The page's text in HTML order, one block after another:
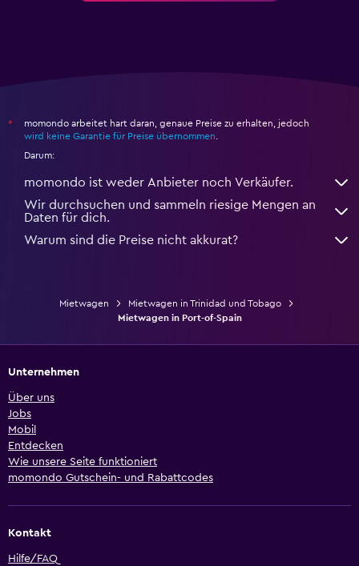
*
momondo arbeitet hart daran, genaue Preise zu erhalten, jedoch
wird keine Garantie für Preise übernommen
Darum:
momondo ist weder Anbieter noch Verkäufer.
Wir durchsuchen und sammeln riesige Mengen an
Daten für dich.
Warum sind die Preise nicht akkurat?
Mietwagen
Mietwagen in Trinidad und Tobago
Mietwagen in Port-of-Spain
Unternehmen
Über uns
Jobs
Mobil
Entdecken
Wie unsere Seite funktioniert
momondo Gutschein- und Rabattcodes
Kontakt
Hilfe/FAQ